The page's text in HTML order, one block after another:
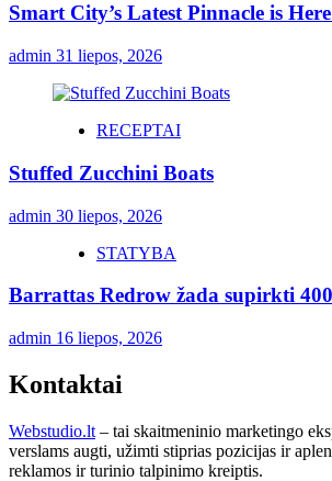
Smart City’s Latest Pinnacle is
admin 31 liepos, 2026
RECEPTAI
Stuffed Zucchini Boats
admin 30 liepos, 2026
STATYBA
Barrattas Redrow žada supirkti
admin 16 liepos, 2026
Kontaktai
Webstudio.lt – tai skaitmeninio marketingo
verslams augti, užimti stiprias pozicijas ir
reklamos ir turinio talpinimo kreiptis.